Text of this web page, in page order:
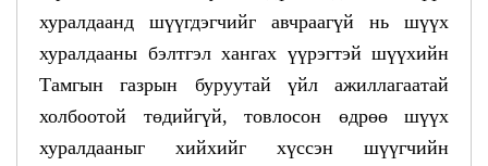
хуралдаанд шүүгдэгчийг авчраагүй нь шүүх
хуралдааны бэлтгэл хангах үүрэгтэй шүүхийн
Тамгын газрын буруутай үйл ажиллагаатай
холбоотой төдийгүй, товлосон өдрөө шүүх
хуралдааныг хийхийг хүссэн шүүгчийн